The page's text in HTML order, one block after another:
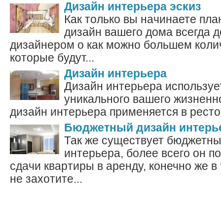
Дизайн интерьера эскиз
Как только вы начинаете
дизайн вашего дома всегда
дизайнером о как можно большем
которые будут...
Дизайн интерьера
Дизайн интерьера
уникального вашего
дизайн интерьера применяется в
Бюджетный дизайн
Так же существует
интерьера, более всего он
сдачи квартиры в аренду, конечно же
не захотите...